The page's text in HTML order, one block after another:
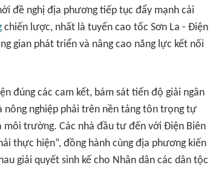
đề nghị địa phương tiếp tục đẩy mạnh cải
chiến lược, nhất là tuyến cao tốc Sơn La - Điện
gian phát triển và nâng cao năng lực kết nối
đúng các cam kết, bám sát tiến độ giải ngân
nghiệp phải trên nền tảng tôn trọng tự
môi trường. Các nhà đầu tư đến với Điện Biên
thực hiện”, đồng hành cùng địa phương kiến
giải quyết sinh kế cho Nhân dân các dân tộc